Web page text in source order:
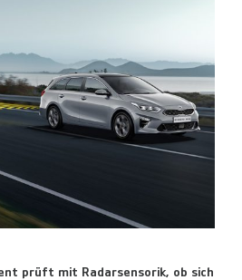
prüft mit Radarsensorik, ob sich